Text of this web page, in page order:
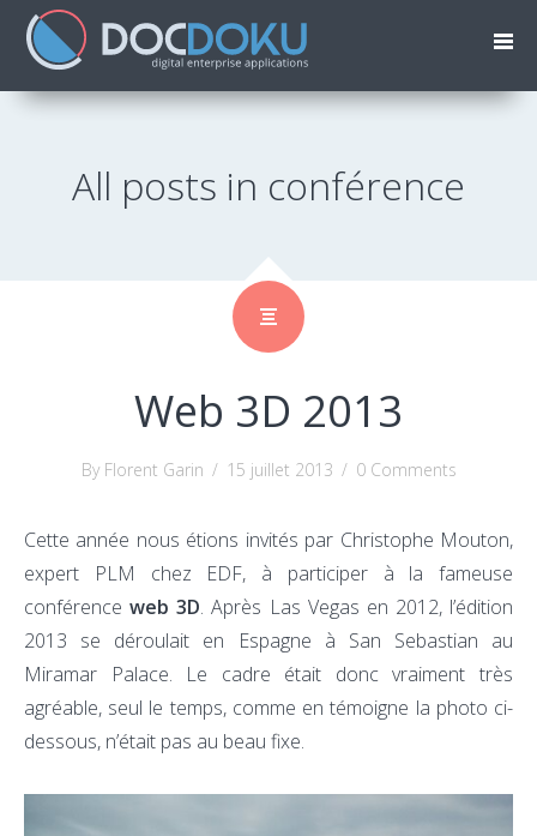
All posts in conférence
Web 3D 2013
By Florent Garin / 15 juillet 2013 / 0 Comments
Cette année nous étions invités par Christophe Mouton,
expert PLM chez EDF, à participer à la fameuse
conférenceweb 3D. Après Las Vegas en 2012, l’édition
2013 se déroulait en Espagne à San Sebastian au
Miramar Palace. Le cadre était donc vraiment très
agréable, seul le temps, comme en témoigne la photo ci-
dessous, n’était pas au beau fixe.